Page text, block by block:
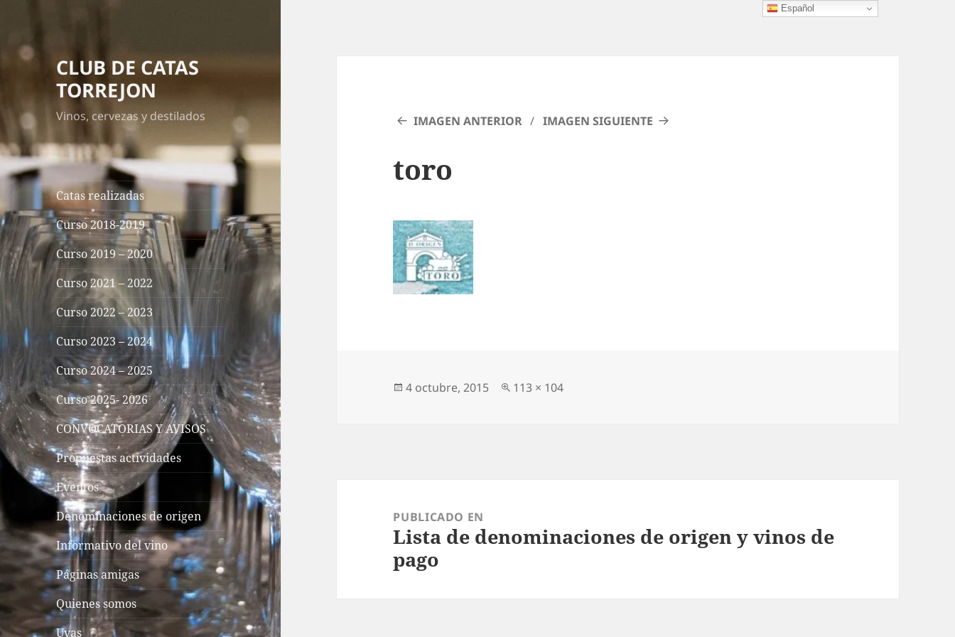
CLUB DE CATAS
TORREJON
Vinos, cervezas y destilados
Catas realizadas
Curso 2018-2019
Curso 2019 – 2020
Curso 2021 – 2022
Curso 2022 – 2023
Curso 2023 – 2024
Curso 2024 – 2025
Curso 2025- 2026
CONVOCATORIAS Y AVISOS
Propuestas actividades
Eventos
Denominaciones de origen
Informativo del vino
Páginas amigas
Quienes somos
Uvas
IMAGEN ANTERIOR IMAGEN SIGUIENTE
toro
Publicado
4 octubre, 2015
Tamaño
113 × 104
entradas
PUBLICADO EN
Lista de denominaciones de origen y vinos de
pago
Español